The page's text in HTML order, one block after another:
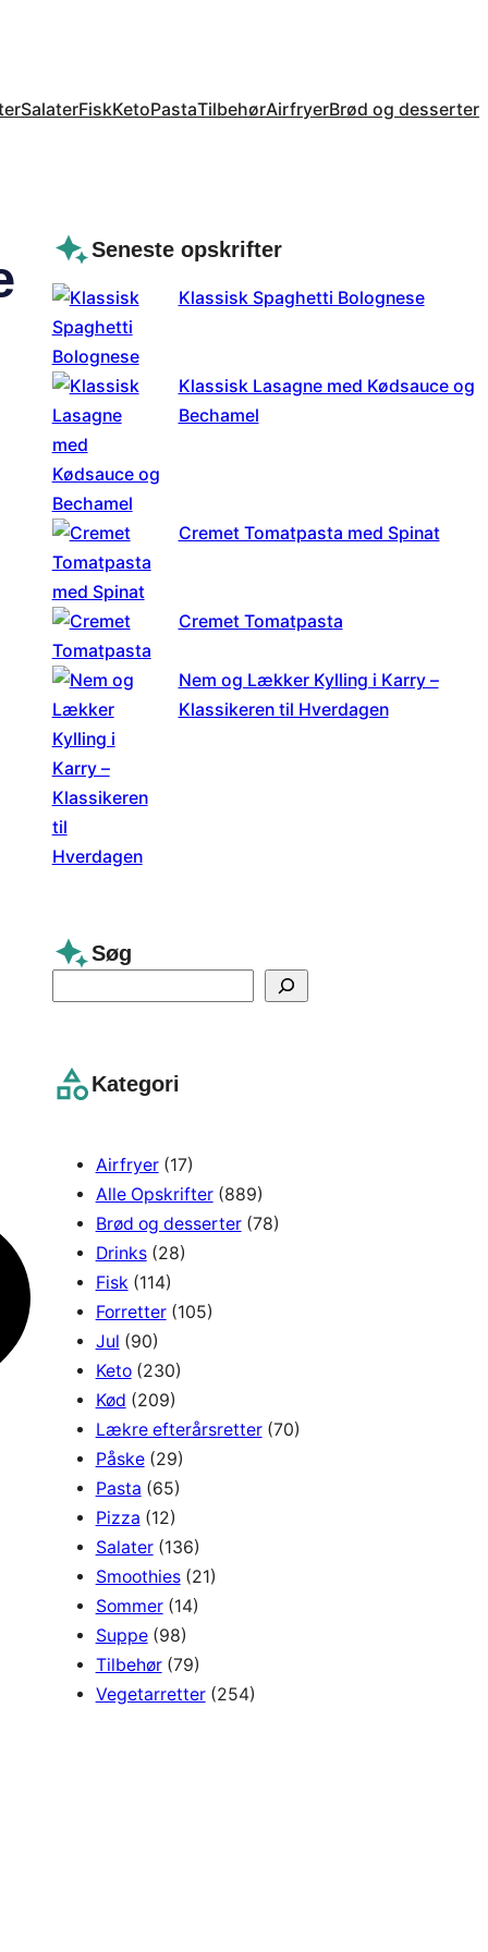
SalaterFiskKetoPastaTilbehørAirfryerBrød og desserter
Seneste opskrifter
Klassisk Spaghetti Bolognese
Klassisk Lasagne med Kødsauce og
Bechamel
Cremet Tomatpasta med Spinat
Cremet Tomatpasta
Nem og Lækker Kylling i Karry –
Klassikeren til Hverdagen
Søg
c
Kategori
Airfryer(17)
Alle Opskrifter(889)
Brød og desserter(78)
Drinks(28)
Fisk (114)
Forretter(105)
Jul (90)
Keto(230)
Kød (209)
Lækre efterårsretter(70)
Påske(29)
Pasta (65)
Pizza (12)
Salater(136)
Smoothies(21)
Sommer(14)
Suppe(98)
Tilbehør(79)
Vegetarretter(254)